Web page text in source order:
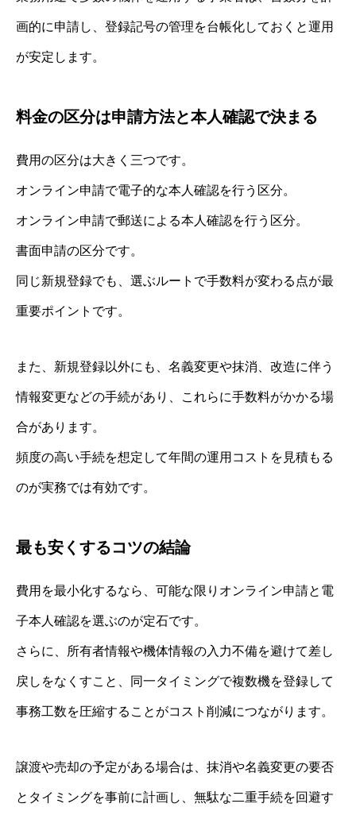
画的に申請し、登録記号の管理を台帳化しておくと運用
が安定します。
料金の区分は申請方法と本人確認で決まる
費用の区分は大きく三つです。
オンライン申請で電子的な本人確認を行う区分。
オンライン申請で郵送による本人確認を行う区分。
書面申請の区分です。
同じ新規登録でも、選ぶルートで手数料が変わる点が最
重要ポイントです。
また、新規登録以外にも、名義変更や抹消、改造に伴う
情報変更などの手続があり、これらに手数料がかかる場
合があります。
頻度の高い手続を想定して年間の運用コストを見積もる
のが実務では有効です。
最も安くするコツの結論
費用を最小化するなら、可能な限りオンライン申請と電
子本人確認を選ぶのが定石です。
さらに、所有者情報や機体情報の入力不備を避けて差し
戻しをなくすこと、同一タイミングで複数機を登録して
事務工数を圧縮することがコスト削減につながります。
譲渡や売却の予定がある場合は、抹消や名義変更の要否
とタイミングを事前に計画し、無駄な二重手続を回避す